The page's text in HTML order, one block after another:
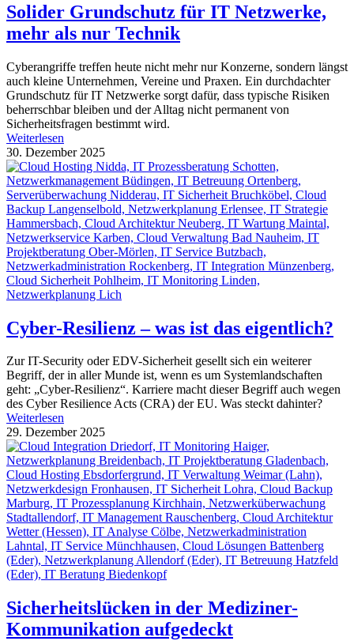
Solider Grundschutz für IT Netzwerke,
mehr als nur Technik
Cyberangriffe treffen heute nicht mehr nur Konzerne, sondern längst
auch kleine Unternehmen, Vereine und Praxen. Ein durchdachter
Grundschutz für IT Netzwerke sorgt dafür, dass typische Risiken
beherrschbar bleiben und der Alltag nicht permanent von
Sicherheitsfragen bestimmt wird.
Weiterlesen
30. Dezember 2025
Cyber-Resilienz – was ist das eigentlich?
Zur IT-Security oder EDV-Sicherheit gesellt sich ein weiterer
Begriff, der in aller Munde ist, wenn es um Systemlandschaften
geht: „Cyber-Resilienz“. Karriere macht dieser Begriff auch wegen
des Cyber Resilience Acts (CRA) der EU. Was steckt dahinter?
Weiterlesen
29. Dezember 2025
Sicherheitslücken in der Mediziner-
Kommunikation aufgedeckt